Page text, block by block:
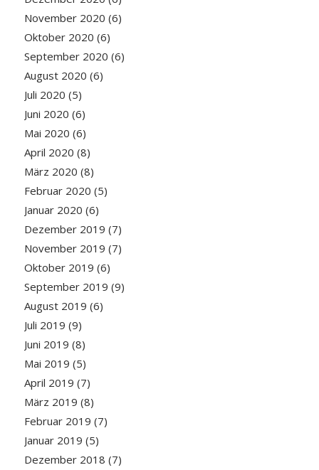
November 2020 (6)
Oktober 2020 (6)
September 2020 (6)
August 2020 (6)
Juli 2020 (5)
Juni 2020 (6)
Mai 2020 (6)
April 2020 (8)
März 2020 (8)
Februar 2020 (5)
Januar 2020 (6)
Dezember 2019 (7)
November 2019 (7)
Oktober 2019 (6)
September 2019 (9)
August 2019 (6)
Juli 2019 (9)
Juni 2019 (8)
Mai 2019 (5)
April 2019 (7)
März 2019 (8)
Februar 2019 (7)
Januar 2019 (5)
Dezember 2018 (7)